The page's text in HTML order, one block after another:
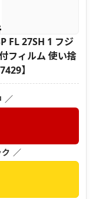
FL 27SH 1 フジ
フィルム 使い捨
】
／
／